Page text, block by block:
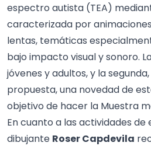
espectro autista (TEA)
caracterizada por
lentas, temáticas
bajo impacto visual y sonoro.
jóvenes y adultos, y la
propuesta, una novedad de
objetivo de hacer la Muestra
En cuanto a las actividades de
dibujante Roser Capdevila